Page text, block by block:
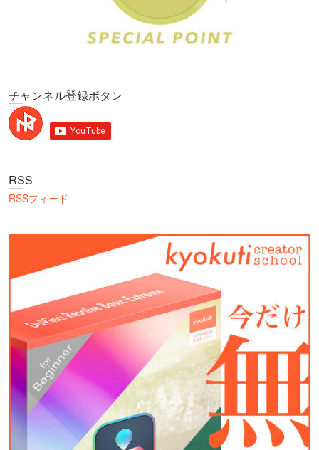
チャンネル登録ボタン
RSS
RSSフィード